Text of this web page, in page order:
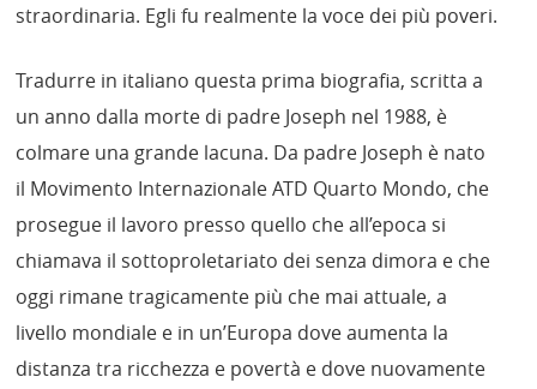
straordinaria. Egli fu realmente la voce dei più poveri.
Tradurre in italiano questa prima biografia, scritta a
un anno dalla morte di padre Joseph nel 1988, è
colmare una grande lacuna. Da padre Joseph è nato
il Movimento Internazionale ATD Quarto Mondo, che
prosegue il lavoro presso quello che all’epoca si
chiamava il sottoproletariato dei senza dimora e che
oggi rimane tragicamente più che mai attuale, a
livello mondiale e in un’Europa dove aumenta la
distanza tra ricchezza e povertà e dove nuovamente